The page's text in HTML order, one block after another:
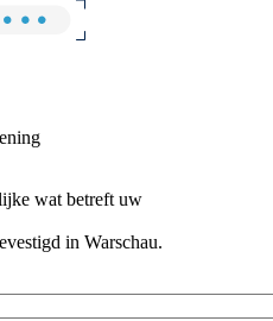
wat betreft uw
in Warschau.